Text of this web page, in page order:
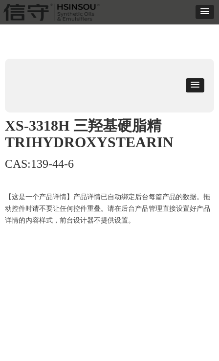
XS-3318H 三羟基硬脂精
TRIHYDROXYSTEARIN
CAS:139-44-6
【这是一个产品详情】产品详情已自动绑定后台每篇产品的数据。拖
动控件时请不要让任何控件重叠。请在后台产品管理直接设置好产品
详情的内容样式，前台设计器不提供设置。